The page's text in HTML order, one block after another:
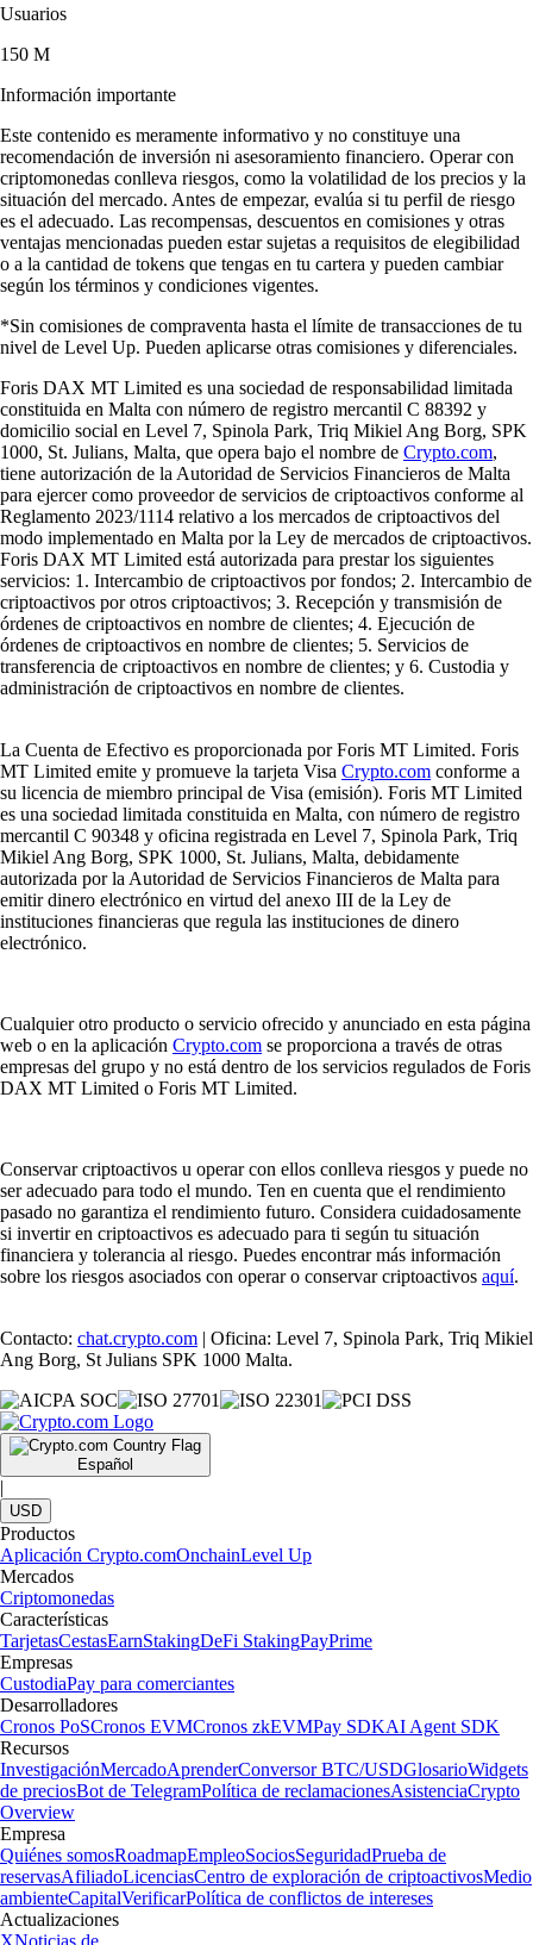
Usuarios
150 M
Información importante
Este contenido es meramente informativo y no constituye una
recomendación de inversión ni asesoramiento financiero. Operar con
criptomonedas conlleva riesgos, como la volatilidad de los precios y la
situación del mercado. Antes de empezar, evalúa si tu perfil de riesgo
es el adecuado. Las recompensas, descuentos en comisiones y otras
ventajas mencionadas pueden estar sujetas a requisitos de elegibilidad
o a la cantidad de tokens que tengas en tu cartera y pueden cambiar
según los términos y condiciones vigentes.
*Sin comisiones de compraventa hasta el límite de transacciones de tu
nivel de Level Up. Pueden aplicarse otras comisiones y diferenciales.
Foris DAX MT Limited es una sociedad de responsabilidad limitada
constituida en Malta con número de registro mercantil C 88392 y
domicilio social en Level 7, Spinola Park, Triq Mikiel Ang Borg, SPK
1000, St. Julians, Malta, que opera bajo el nombre de Crypto.com,
tiene autorización de la Autoridad de Servicios Financieros de Malta
para ejercer como proveedor de servicios de criptoactivos conforme al
Reglamento 2023/1114 relativo a los mercados de criptoactivos del
modo implementado en Malta por la Ley de mercados de criptoactivos.
Foris DAX MT Limited está autorizada para prestar los siguientes
servicios: 1. Intercambio de criptoactivos por fondos; 2. Intercambio de
criptoactivos por otros criptoactivos; 3. Recepción y transmisión de
órdenes de criptoactivos en nombre de clientes; 4. Ejecución de
órdenes de criptoactivos en nombre de clientes; 5. Servicios de
transferencia de criptoactivos en nombre de clientes; y 6. Custodia y
administración de criptoactivos en nombre de clientes.
La Cuenta de Efectivo es proporcionada por Foris MT Limited. Foris
MT Limited emite y promueve la tarjeta Visa Crypto.com conforme a
su licencia de miembro principal de Visa (emisión). Foris MT Limited
es una sociedad limitada constituida en Malta, con número de registro
mercantil C 90348 y oficina registrada en Level 7, Spinola Park, Triq
Mikiel Ang Borg, SPK 1000, St. Julians, Malta, debidamente
autorizada por la Autoridad de Servicios Financieros de Malta para
emitir dinero electrónico en virtud del anexo III de la Ley de
instituciones financieras que regula las instituciones de dinero
electrónico.
Cualquier otro producto o servicio ofrecido y anunciado en esta página
web o en la aplicación Crypto.com se proporciona a través de otras
empresas del grupo y no está dentro de los servicios regulados de Foris
DAX MT Limited o Foris MT Limited.
Conservar criptoactivos u operar con ellos conlleva riesgos y puede no
ser adecuado para todo el mundo. Ten en cuenta que el rendimiento
pasado no garantiza el rendimiento futuro. Considera cuidadosamente
si invertir en criptoactivos es adecuado para ti según tu situación
financiera y tolerancia al riesgo. Puedes encontrar más información
sobre los riesgos asociados con operar o conservar criptoactivos aquí.
Contacto: chat.crypto.com | Oficina: Level 7, Spinola Park, Triq Mikiel
Ang Borg, St Julians SPK 1000 Malta.
Español
|
USD
Productos
Aplicación Crypto.comOnchainLevel Up
Mercados
Criptomonedas
Características
TarjetasCestasEarnStakingDeFi StakingPayPrime
Empresas
CustodiaPay para comerciantes
Desarrolladores
Cronos PoSCronos EVMCronos zkEVMPay SDKAI Agent SDK
Recursos
InvestigaciónMercadoAprenderConversor BTC/USDGlosarioWidgets
de preciosBot de TelegramPolítica de reclamacionesAsistenciaCrypto
Overview
Empresa
Quiénes somosRoadmapEmpleoSociosSeguridadPrueba de
reservasAfiliadoLicenciasCentro de exploración de criptoactivosMedio
ambienteCapitalVerificarPolítica de conflictos de intereses
Actualizaciones
XNoticias de